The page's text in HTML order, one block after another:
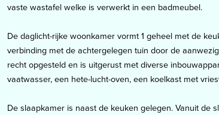
vaste wastafel welke is verwerkt in een badmeubel.
De daglicht-rijke woonkamer vormt 1 geheel met de
verbinding met de achtergelegen tuin door de
recht opgesteld en is uitgerust met diverse
vaatwasser, een hete-lucht-oven, een koelkast met
De slaapkamer is naast de keuken gelegen. Vanuit de